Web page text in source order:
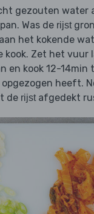
gezouten water
Was de rijst
het kokende
kook. Zet het vuur
en kook 12-14min
heeft.
de rijst afgedekt